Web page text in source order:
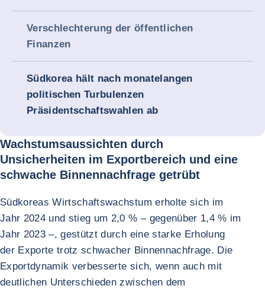
Verschlechterung der öffentlichen
Finanzen
Südkorea hält nach monatelangen
politischen Turbulenzen
Präsidentschaftswahlen ab
Wachstumsaussichten durch
Unsicherheiten im Exportbereich und eine
schwache Binnennachfrage getrübt
Südkoreas Wirtschaftswachstum erholte sich im
Jahr 2024 und stieg um 2,0 % – gegenüber 1,4 % im
Jahr 2023 –, gestützt durch eine starke Erholung
der Exporte trotz schwacher Binnennachfrage. Die
Exportdynamik verbesserte sich, wenn auch mit
deutlichen Unterschieden zwischen dem